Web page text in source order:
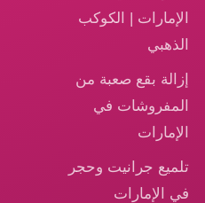
الإمارات | الكوكب
الذهبي
إزالة بقع صعبة من
المفروشات في
الإمارات
تلميع جرانيت وحجر
في الإمارات